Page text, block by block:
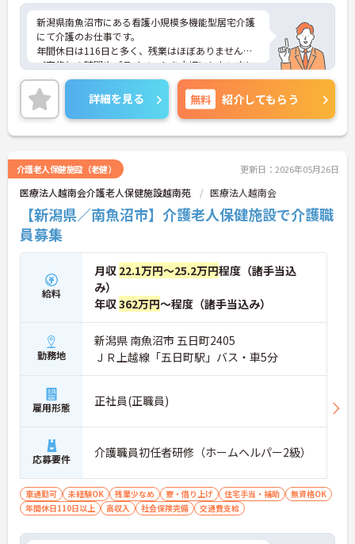
新潟県南魚沼市にある看護小規模多機能型居宅介護
にて介護のお仕事です。
年間休日は116日と多く、残業はほぼありません。
ご家族との時間やプライベートを大切にしたい方に
もおすすめです◎
ご興味がある方は是非一度マイナビまでお問い合わ
せください。さらに詳細などお伝えします！
詳細を見る 無料 紹介してもらう
介護老人保健施設（老健） 更新日：2026年05月26日
医療法人越南会介護老人保健施設越南苑 医療法人越南会
【新潟県／南魚沼市】介護老人保健施設で介護職
員募集
給料
月収 22.1万円～25.2万円程度（諸手当込
み）
年収362万円～程度（諸手当込み）
勤務地
新潟県 南魚沼市 五日町2405
ＪＲ上越線「五日町駅」バス・車5分
雇用形態 正社員(正職員)
応募要件 介護職員初任者研修（ホームヘルパー2級）
車通勤可 未経験OK 残業少なめ 寮・借り上げ 住宅手当・補助
無資格OK
年間休日110日以上
高収入 社会保険完備 交通費支給